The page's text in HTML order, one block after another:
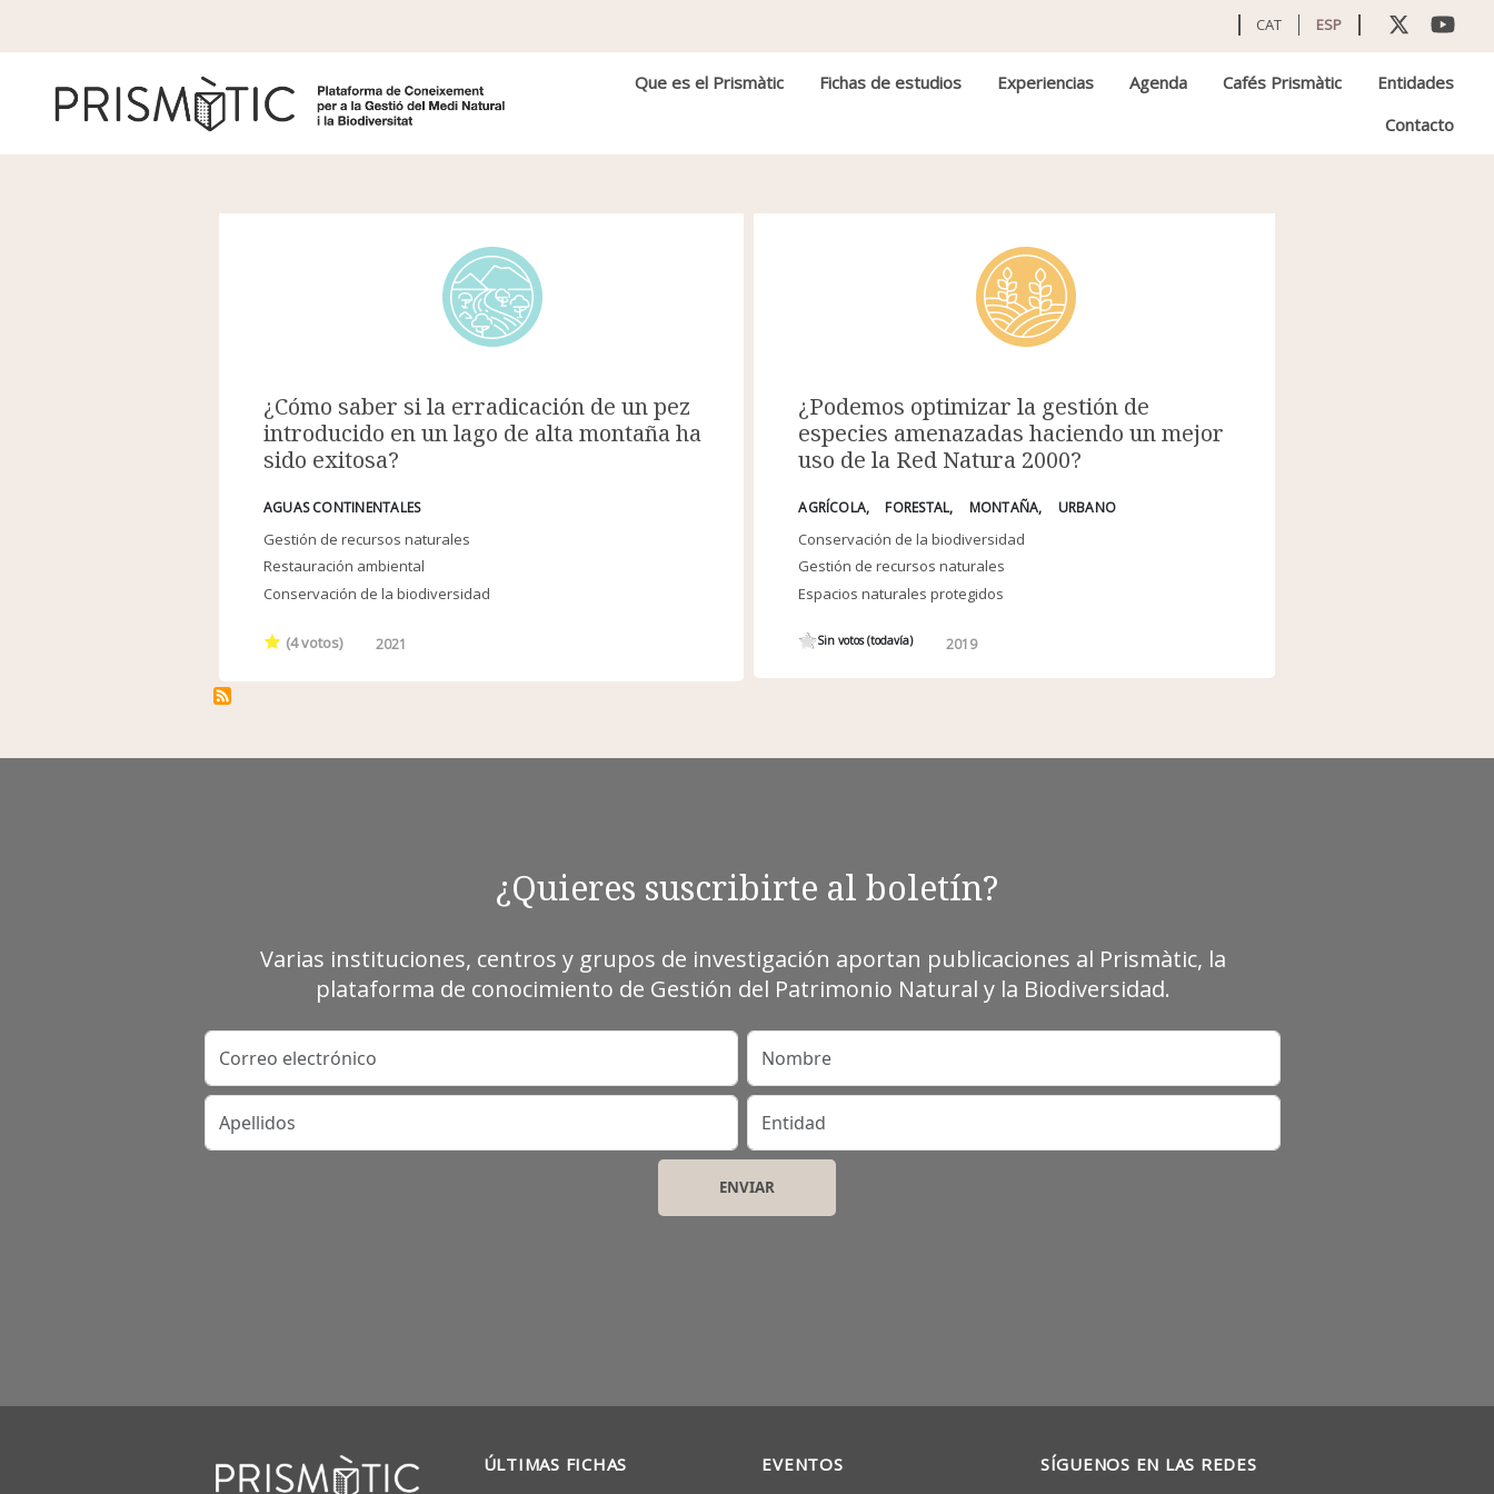
CAT ESP
Navegación principal
Que es el Prismàtic Fichas de estudios Experiencias Agenda Cafés Prismàtic
Entidades
Contacto
¿Cómo saber si la erradicación de un pez
introducido en un lago de alta montaña ha
sido exitosa?
AGUAS CONTINENTALES
Gestión de recursos naturales
Restauración ambiental
Conservación de la biodiversidad
(4votos) 2021
¿Podemos optimizar la gestión de
especies amenazadas haciendo un mejor
uso de la Red Natura 2000?
AGRÍCOLA FORESTAL MONTAÑA URBANO
Conservación de la biodiversidad
Gestión de recursos naturales
Espacios naturales protegidos
Sin votos (todavía) 2019
¿Quieres suscribirte al boletín?
Varias instituciones, centros y grupos de investigación aportan publicaciones al Prismàtic, la
plataforma de conocimiento de Gestión del Patrimonio Natural y la Biodiversidad.
Correo electrónico Nombre
Apellidos Entidad
ÚLTIMAS FICHAS EVENTOS SÍGUENOS EN LAS REDES